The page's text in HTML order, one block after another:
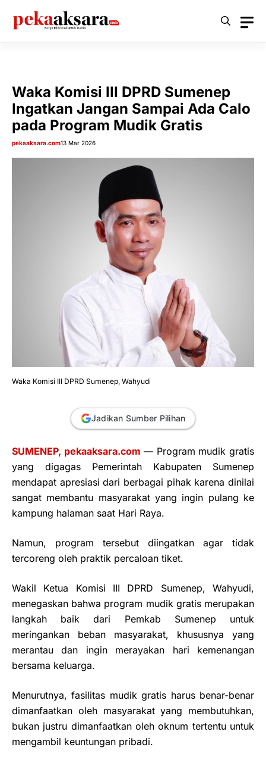
Waka Komisi III DPRD Sumenep
Ingatkan Jangan Sampai Ada Calo
pada Program Mudik Gratis
pekaaksara.com13 Mar 2026
Waka Komisi III DPRD Sumenep, Wahyudi
Jadikan Sumber Pilihan
SUMENEP, pekaaksara.com — Program mudik gratis
yang digagas Pemerintah Kabupaten Sumenep
mendapat apresiasi dari berbagai pihak karena dinilai
sangat membantu masyarakat yang ingin pulang ke
kampung halaman saat Hari Raya.
Namun, program tersebut diingatkan agar tidak
tercoreng oleh praktik percaloan tiket.
Wakil Ketua Komisi III DPRD Sumenep, Wahyudi,
menegaskan bahwa program mudik gratis merupakan
langkah baik dari Pemkab Sumenep untuk
meringankan beban masyarakat, khususnya yang
merantau dan ingin merayakan hari kemenangan
bersama keluarga.
Menurutnya, fasilitas mudik gratis harus benar-benar
dimanfaatkan oleh masyarakat yang membutuhkan,
bukan justru dimanfaatkan oleh oknum tertentu untuk
mengambil keuntungan pribadi.